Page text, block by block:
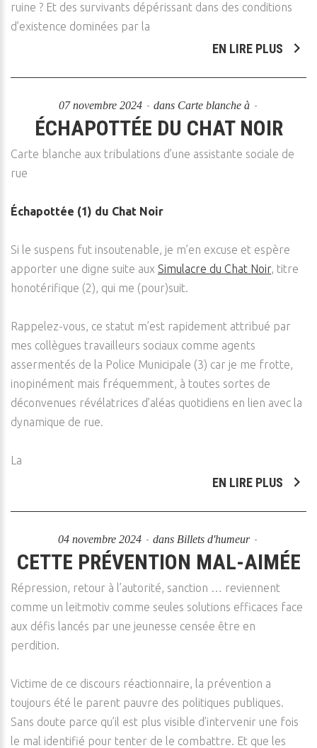
ruine ? Et des survivants dépérissant dans des conditions
d’existence dominées par la
EN LIRE PLUS
07 novembre 2024 dans Carte blanche à
ÉCHAPOTTÉE DU CHAT NOIR
Carte blanche aux tribulations d’une assistante sociale de
rue
Échapottée (1) du Chat Noir
Si le suspens fut insoutenable, je m’en excuse et espère
apporter une digne suite aux Simulacre du Chat Noir, titre
honotérifique (2), qui me (pour)suit.
Rappelez-vous, ce statut m’est rapidement attribué par
mes collègues travailleurs sociaux comme agents
assermentés de la Police Municipale (3) car je me frotte,
inopinément mais fréquemment, à toutes sortes de
déconvenues révélatrices d’aléas quotidiens en lien avec la
dynamique de rue.
La
EN LIRE PLUS
04 novembre 2024 dans Billets d'humeur
CETTE PRÉVENTION MAL-AIMÉE
Répression, retour à l’autorité, sanction … reviennent
comme un leitmotiv comme seules solutions efficaces face
aux défis lancés par une jeunesse censée être en
perdition.
Victime de ce discours réactionnaire, la prévention a
toujours été le parent pauvre des politiques publiques.
Sans doute parce qu’il est plus visible d’intervenir une fois
le mal identifié pour tenter de le combattre. Et que les